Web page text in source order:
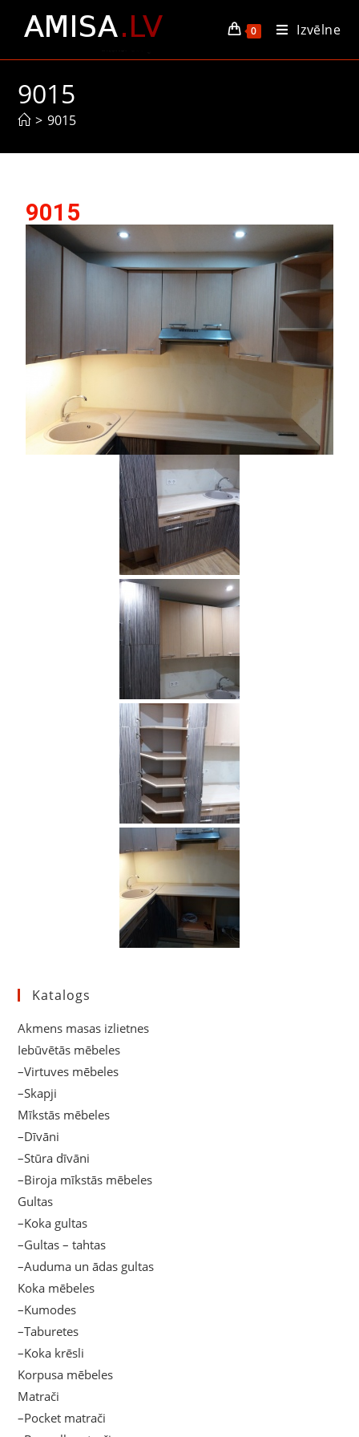
0 Izvēlne
9015
> 9015
9015
Katalogs
Akmens masas izlietnes
Iebūvētās mēbeles
–Virtuves mēbeles
–Skapji
Mīkstās mēbeles
–Dīvāni
–Stūra dīvāni
–Biroja mīkstās mēbeles
Gultas
–Koka gultas
–Gultas – tahtas
–Auduma un ādas gultas
Koka mēbeles
–Kumodes
–Taburetes
–Koka krēsli
Korpusa mēbeles
Matrači
–Pocket matrači